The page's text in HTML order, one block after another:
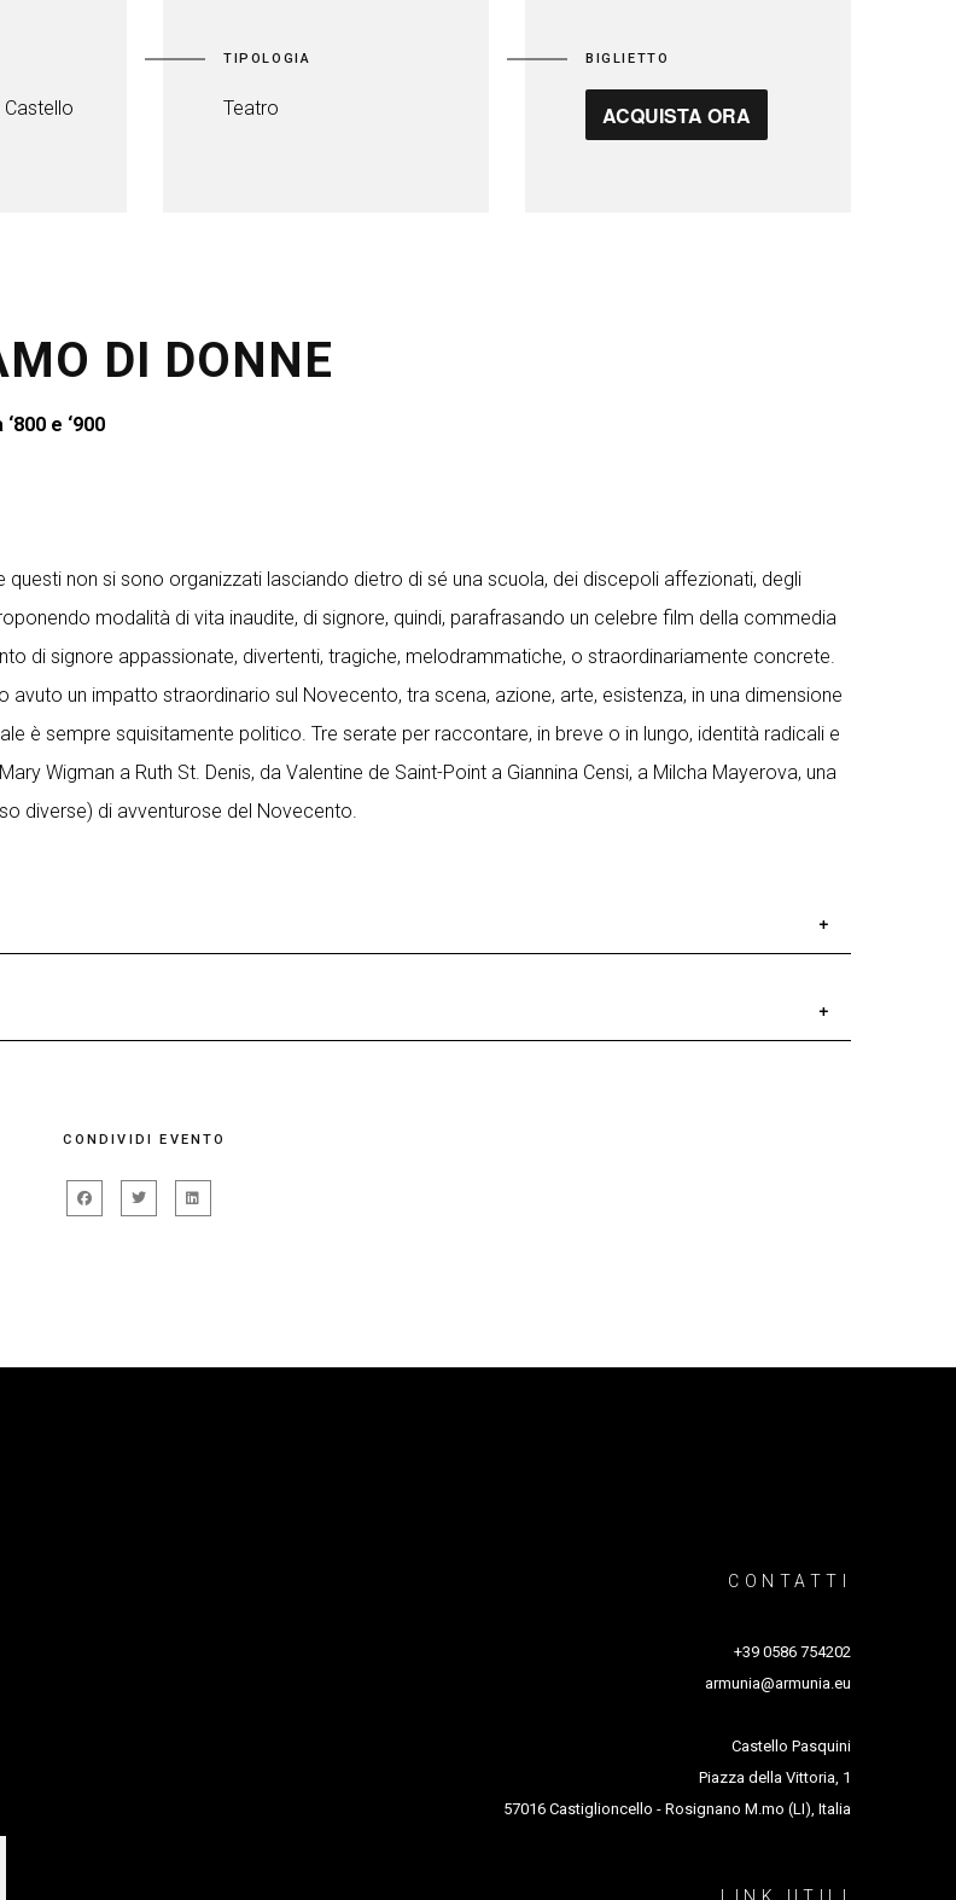
TIPOLOGIA
Teatro
BIGLIETTO
ACQUISTA ORA
DI DONNE
e ‘900
non si sono organizzati lasciando dietro di sé una scuola, dei discepoli affezionati, degli
modalità di vita inaudite, di signore, quindi, parafrasando un celebre film della commedia
di signore appassionate, divertenti, tragiche, melodrammatiche, o straordinariamente concrete.
un impatto straordinario sul Novecento, tra scena, azione, arte, esistenza, in una dimensione
è sempre squisitamente politico. Tre serate per raccontare, in breve o in lungo, identità radicali e
Wigman a Ruth St. Denis, da Valentine de Saint-Point a Giannina Censi, a Milcha Mayerova, una
diverse) di avventurose del Novecento.
Teatri d’amore (Nottetempo), di prossima uscita presso Bompiani L’ultima regina di
CONDIVIDI EVENTO
CONTATTI
+39 0586 754202
armunia@armunia.eu
Castello Pasquini
Piazza della Vittoria, 1
57016 Castiglioncello - Rosignano M.mo (LI), Italia